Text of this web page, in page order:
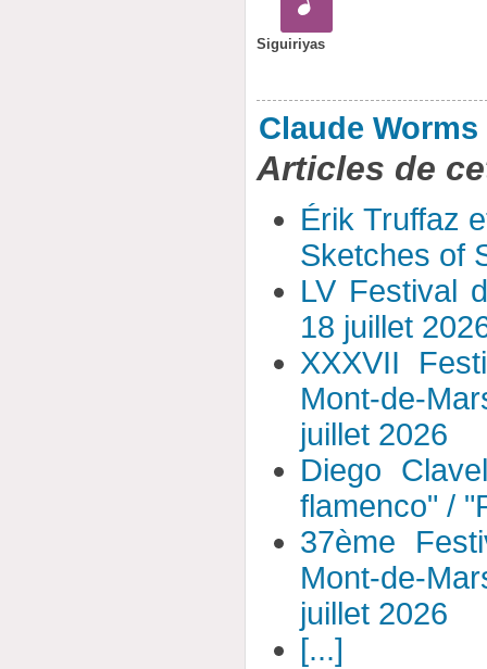
Siguiriyas
Claude Worms
Articles de
Érik Truffaz
Sketches of
LV Festival
18 juillet
XXXVII
Mont-de-
juillet 2026
Diego
flamenco" /
37ème
Mont-de-
juillet 2026
[...]